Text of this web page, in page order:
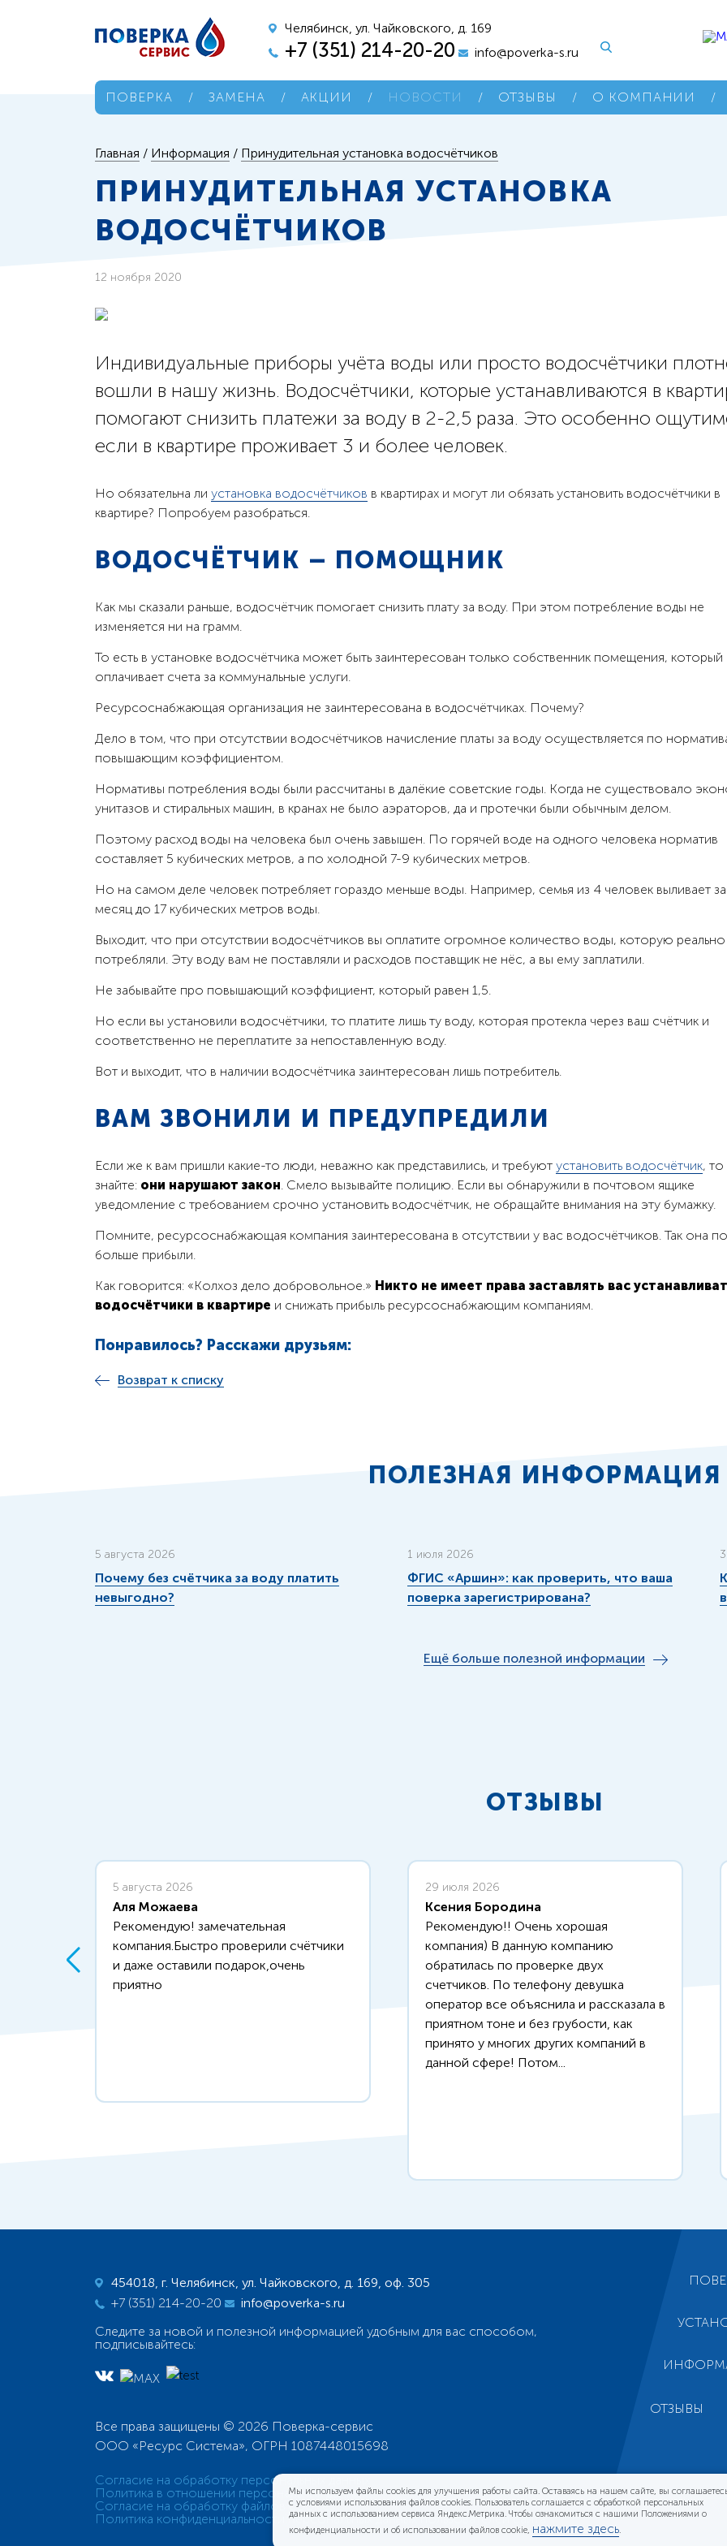
Челябинск, ул. Чайковского, д. 169
+7 (351) 214-20-20 info@poverka-s.ru
ПОВЕРКА / ЗАМЕНА / АКЦИИ / НОВОСТИ / ОТЗЫВЫ / О КОМПАНИИ /
Главная / Информация / Принудительная установка водосчётчиков
ПРИНУДИТЕЛЬНАЯ УСТАНОВКА
ВОДОСЧЁТЧИКОВ
12 ноября 2020
Индивидуальные приборы учёта воды или просто водосчётчики
вошли в нашу жизнь. Водосчётчики, которые устанавливаются в
помогают снизить платежи за воду в 2-2,5 раза. Это особенно
если в квартире проживает 3 и более человек.
Но обязательна ли установка водосчётчиков в квартирах и могут ли обязать установить водосчётчики в
квартире? Попробуем разобраться.
ВОДОСЧЁТЧИК – ПОМОЩНИК
Как мы сказали раньше, водосчётчик помогает снизить плату за воду. При этом потребление воды не
изменяется ни на грамм.
То есть в установке водосчётчика может быть заинтересован только собственник помещения, который
оплачивает счета за коммунальные услуги.
Ресурсоснабжающая организация не заинтересована в водосчётчиках. Почему?
Дело в том, что при отсутствии водосчётчиков начисление платы за воду осуществляется по
повышающим коэффициентом.
Нормативы потребления воды были рассчитаны в далёкие советские годы. Когда не существовало
унитазов и стиральных машин, в кранах не было аэраторов, да и протечки были обычным делом.
Поэтому расход воды на человека был очень завышен. По горячей воде на одного человека норматив
составляет 5 кубических метров, а по холодной 7-9 кубических метров.
Но на самом деле человек потребляет гораздо меньше воды. Например, семья из 4 человек выливает за
месяц до 17 кубических метров воды.
Выходит, что при отсутствии водосчётчиков вы оплатите огромное количество воды, которую
потребляли. Эту воду вам не поставляли и расходов поставщик не нёс, а вы ему заплатили.
Не забывайте про повышающий коэффициент, который равен 1,5.
Но если вы установили водосчётчики, то платите лишь ту воду, которая протекла через ваш счётчик и
соответственно не переплатите за непоставленную воду.
Вот и выходит, что в наличии водосчётчика заинтересован лишь потребитель.
ВАМ ЗВОНИЛИ И ПРЕДУПРЕДИЛИ
Если же к вам пришли какие-то люди, неважно как представились, и требуют установить водосчётчик, то
знайте: они нарушают закон. Смело вызывайте полицию. Если вы обнаружили в почтовом ящике
уведомление с требованием срочно установить водосчётчик, не обращайте внимания на эту бумажку.
Помните, ресурсоснабжающая компания заинтересована в отсутствии у вас водосчётчиков. Так она
больше прибыли.
Как говорится: «Колхоз дело добровольное.» Никто не имеет права заставлять вас
водосчётчики в квартире и снижать прибыль ресурсоснабжающим компаниям.
Понравилось? Расскажи друзьям:
Возврат к списку
ПОЛЕЗНАЯ ИНФОРМАЦИЯ
5 августа 2026
Почему без счётчика за воду платить
невыгодно?
1 июля 2026
ФГИС «Аршин»: как проверить, что ваша
поверка зарегистрирована?
Ещё больше полезной информации
ОТЗЫВЫ
5 августа 2026
Аля Можаева
Рекомендую! замечательная
компания.Быстро проверили счётчики
и даже оставили подарок,очень
приятно
29 июля 2026
Ксения Бородина
Рекомендую!! Очень хорошая
компания) В данную компанию
обратилась по проверке двух
счетчиков. По телефону девушка
оператор все объяснила и рассказала в
приятном тоне и без грубости, как
принято у многих других компаний в
данной сфере! Потом...
454018, г. Челябинск, ул. Чайковского, д. 169, оф. 305
+7 (351) 214-20-20
info@poverka-s.ru
Следите за новой и полезной информацией удобным для вас способом,
подписывайтесь:
Все права защищены © 2026 Поверка-сервис
ООО «Ресурс Система», ОГРН 1087448015698
Согласие на обработку персональных данных
Политика в отношении персональных данных
Согласие на обработку файлов cookies
Политика конфиденциальности персональных данных пользователей сайта
ОТЗЫВЫ
Мы используем файлы cookies для улучшения работы сайта. Оставаясь на нашем сайте, вы
с условиями использования файлов cookies. Пользователь соглашается с обработкой персональных
данных с использованием сервиса Яндекс.Метрика. Чтобы ознакомиться с нашими Положениями о
конфиденциальности и об использовании файлов cookie, нажмите здесь.